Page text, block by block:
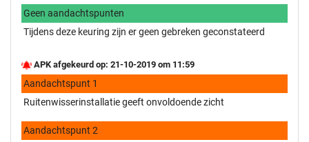
Geen aandachtspunten
Tijdens deze keuring zijn er geen gebreken geconstateerd
APK afgekeurd op: 21-10-2019 om 11:59
Aandachtspunt 1
Ruitenwisserinstallatie geeft onvoldoende zicht
Aandachtspunt 2